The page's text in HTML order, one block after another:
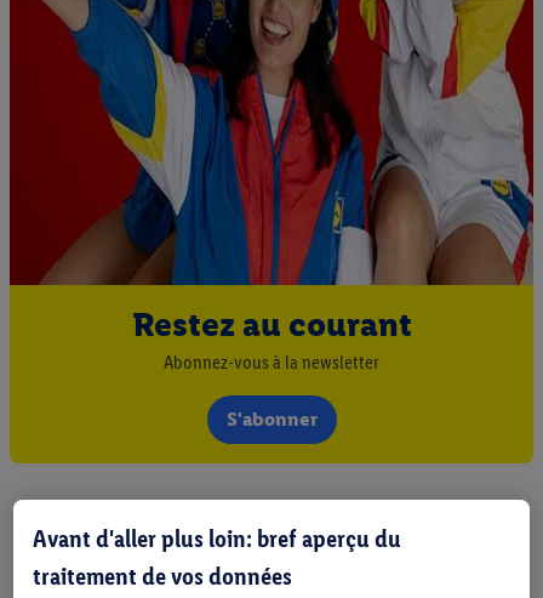
Restez au courant
Abonnez-vous à la newsletter
S'abonner
Avant d'aller plus loin: bref aperçu du
traitement de vos données